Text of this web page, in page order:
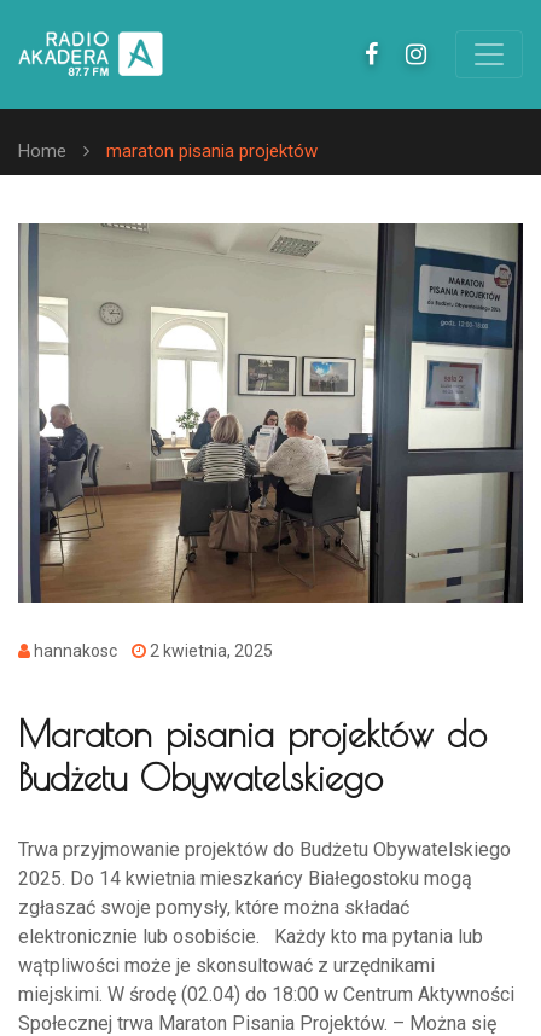
Home maraton pisania projektów
hannakosc 2 kwietnia, 2025
Maraton pisania projektów do
Budżetu Obywatelskiego
Trwa przyjmowanie projektów do Budżetu Obywatelskiego
2025. Do 14 kwietnia mieszkańcy Białegostoku mogą
zgłaszać swoje pomysły, które można składać
elektronicznie lub osobiście. Każdy kto ma pytania lub
wątpliwości może je skonsultować z urzędnikami
miejskimi. W środę (02.04) do 18:00 w Centrum Aktywności
Społecznej trwa Maraton Pisania Projektów. – Można się